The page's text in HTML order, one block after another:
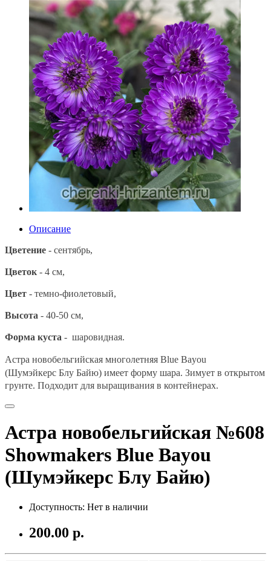
Описание
Цветение - сентябрь,
Цветок - 4 см,
Цвет - темно-фиолетовый,
Высота - 40-50 см,
Форма куста - шаровидная.
Астра новобельгийская многолетняя Blue Bayou
(Шумэйкерс Блу Байю) имеет форму шара. Зимует в открытом
грунте. Подходит для выращивания в контейнерах.
Астра новобельгийская №608
Showmakers Blue Bayou
(Шумэйкерс Блу Байю)
Доступность: Нет в наличии
200.00 р.